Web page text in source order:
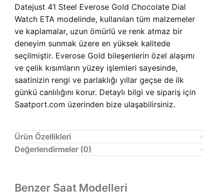
Datejust 41 Steel Everose Gold Chocolate Dial
Watch ETA modelinde, kullanılan tüm malzemeler
ve kaplamalar, uzun ömürlü ve renk atmaz bir
deneyim sunmak üzere en yüksek kalitede
seçilmiştir. Everose Gold bileşenlerin özel alaşımı
ve çelik kısımların yüzey işlemleri sayesinde,
saatinizin rengi ve parlaklığı yıllar geçse de ilk
günkü canlılığını korur. Detaylı bilgi ve sipariş için
Saatport.com üzerinden bize ulaşabilirsiniz.
Ürün Özellikleri
Değerlendirmeler (0)
Benzer Saat Modelleri